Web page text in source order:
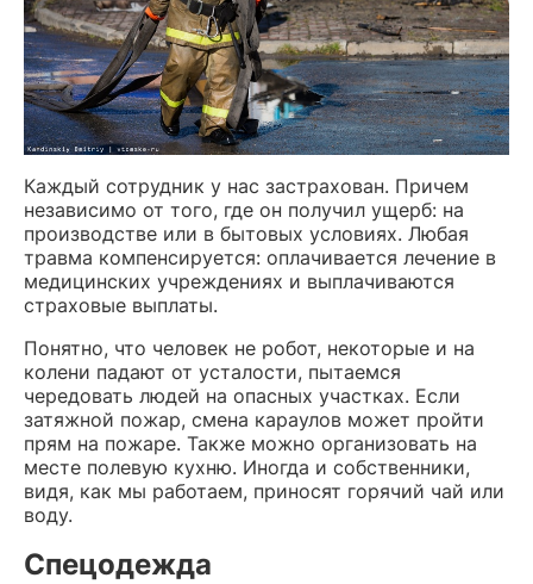
Каждый сотрудник у нас застрахован. Причем
независимо от того, где он получил ущерб: на
производстве или в бытовых условиях. Любая
травма компенсируется: оплачивается лечение в
медицинских учреждениях и выплачиваются
страховые выплаты.
Понятно, что человек не робот, некоторые и на
колени падают от усталости, пытаемся
чередовать людей на опасных участках. Если
затяжной пожар, смена караулов может пройти
прям на пожаре. Также можно организовать на
месте полевую кухню. Иногда и собственники,
видя, как мы работаем, приносят горячий чай или
воду.
Спецодежда